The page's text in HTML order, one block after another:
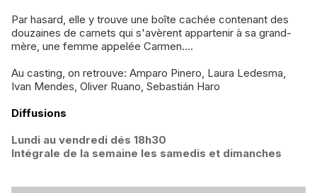
Par hasard, elle y trouve une boîte cachée contenant des
douzaines de carnets qui s'avèrent appartenir à sa grand-
mère, une femme appelée Carmen....
Au casting, on retrouve: Amparo Pinero, Laura Ledesma,
Ivan Mendes, Oliver Ruano, Sebastián Haro
Diffusions
Lundi au vendredi dés 18h30
Intégrale de la semaine les samedis et dimanches